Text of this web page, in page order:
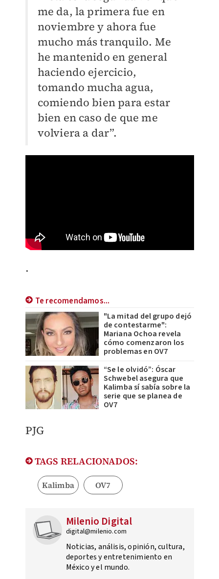
me da, la primera fue en
noviembre y ahora fue
mucho más tranquilo. Me
he mantenido en general
haciendo ejercicio,
tomando mucha agua,
comiendo bien para estar
bien en caso de que me
volviera a dar”.
.
Te recomendamos...
"La mitad del grupo dejó
de contestarme":
Mariana Ochoa revela
cómo comenzaron los
problemas en OV7
“Se le olvidó”: Óscar
Schwebel asegura que
Kalimba sí sabía sobre la
serie que se planea de
OV7
PJG
TAGS RELACIONADOS:
Kalimba OV7
Milenio Digital
digital@milenio.com
Noticias, análisis, opinión, cultura,
deportes y entretenimiento en
México y el mundo.